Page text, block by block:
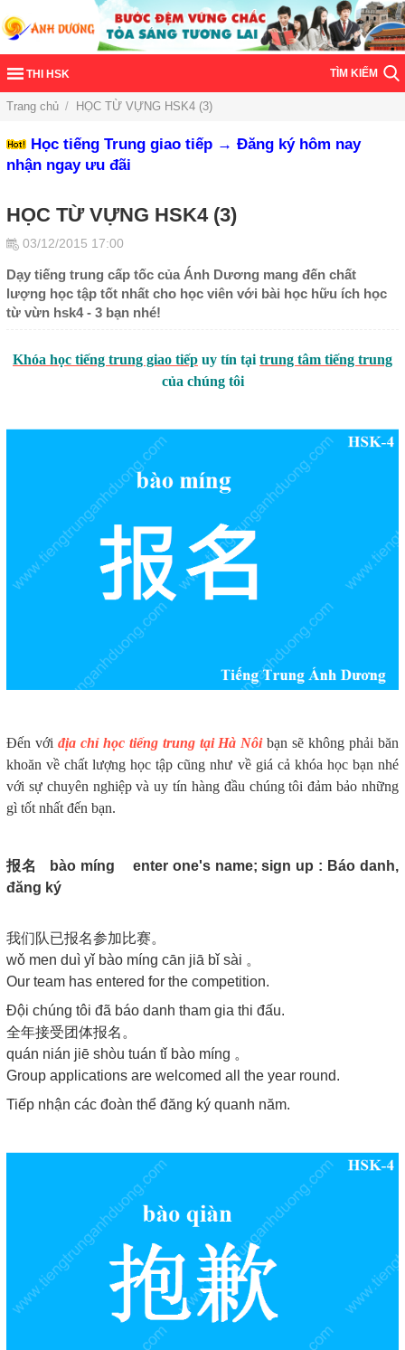
THI HSK TÌM KIẾM
Trang chủ / HỌC TỪ VỰNG HSK4 (3)
Học tiếng Trung giao tiếp → Đăng ký hôm nay
nhận ngay ưu đãi
HỌC TỪ VỰNG HSK4 (3)
03/12/2015 17:00
Dạy tiếng trung cấp tốc của Ánh Dương mang đến chất
lượng học tập tốt nhất cho học viên với bài học hữu ích học
từ vừn hsk4 - 3 bạn nhé!
Khóa học tiếng trung giao tiếp uy tín tại trung tâm tiếng trung
của chúng tôi
Đến với địa chỉ học tiếng trung tại Hà Nôibạn sẽ không phải băn
khoăn về chất lượng học tập cũng như về giá cả khóa học bạn nhé
với sự chuyên nghiệp và uy tín hàng đầu chúng tôi đảm bảo những
gì tốt nhất đến bạn.
报名 bào míng enter one's name; sign up : Báo danh,
đăng ký
我们队已报名参加比赛。
wǒ men duì yǐ bào míng cān jiā bǐ sài 。
Our team has entered for the competition.
Đội chúng tôi đã báo danh tham gia thi đấu.
全年接受团体报名。
quán nián jiē shòu tuán tǐ bào míng 。
Group applications are welcomed all the year round.
Tiếp nhận các đoàn thể đăng ký quanh năm.